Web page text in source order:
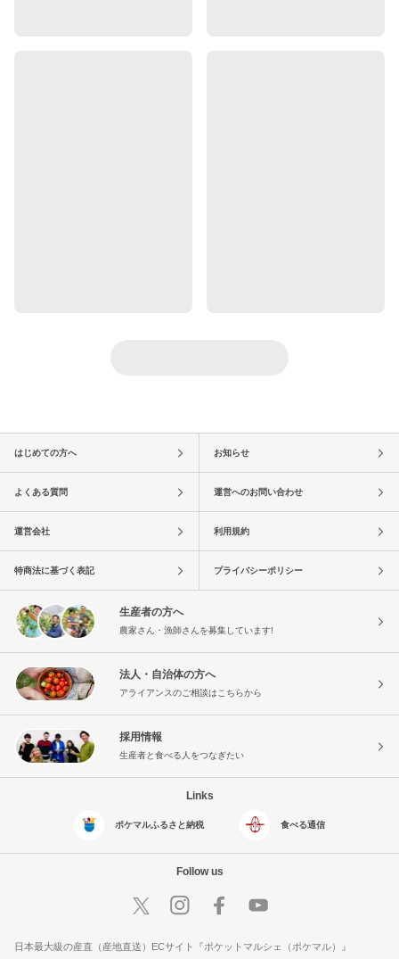
はじめての方へ お知らせ
よくある質問 運営へのお問い合わせ
運営会社 利用規約
特商法に基づく表記 プライバシーポリシー
生産者の方へ
農家さん・漁師さんを募集しています!
法人・自治体の方へ
アライアンスのご相談はこちらから
採用情報
生産者と食べる人をつなぎたい
Links
ポケマルふるさと納税 食べる通信
Follow us
日本最大級の産直（産地直送）ECサイト『ポケットマルシェ（ポケマル）』